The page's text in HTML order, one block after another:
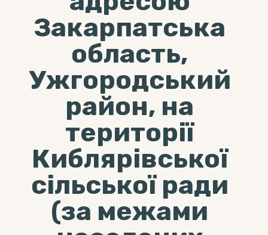
Закарпатська
область,
Ужгородський
район, на
території
Киблярівської
сільської ради
(за межами